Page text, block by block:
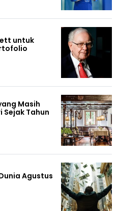
untuk
Masih
Sejak Tahun
Agustus